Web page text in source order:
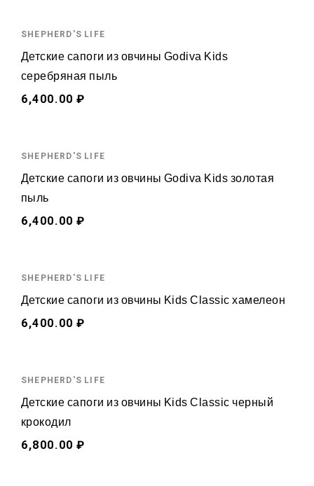
SHEPHERD'S LIFE
Детские сапоги из овчины Godiva Kids
серебряная пыль
6,400.00 ₽
SHEPHERD'S LIFE
Детские сапоги из овчины Godiva Kids золотая
пыль
6,400.00 ₽
SHEPHERD'S LIFE
Детские сапоги из овчины Kids Classic хамелеон
6,400.00 ₽
SHEPHERD'S LIFE
Детские сапоги из овчины Kids Classic черный
крокодил
6,800.00 ₽